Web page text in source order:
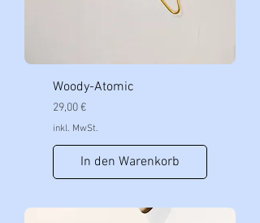
Woody-Atomic
Preis
29,00 €
inkl. MwSt.
In den Warenkorb